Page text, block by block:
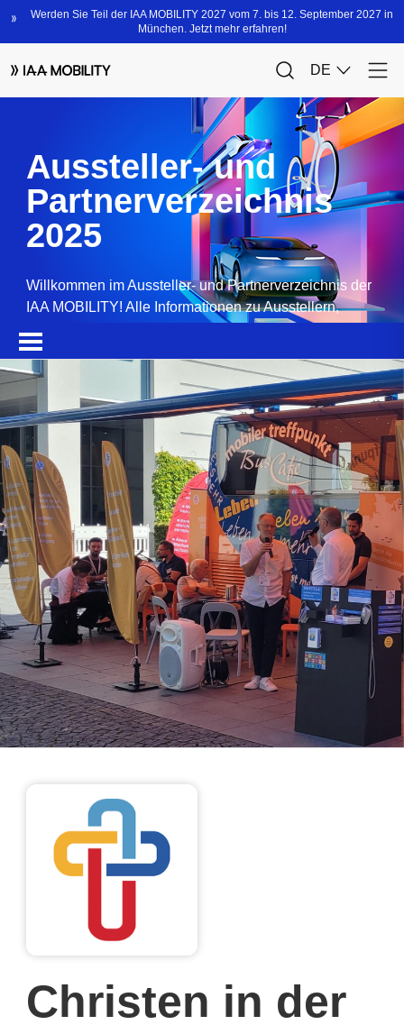
Aussteller- und
Partnerverzeichnis
2025
Willkommen im Aussteller- und Partnerverzeichnis der
IAA MOBILITY! Alle Informationen zu Ausstellern,
Christen in der